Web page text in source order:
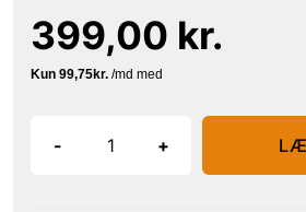
399,00 kr.
- +